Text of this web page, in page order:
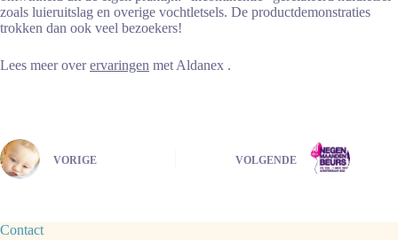
zoals luieruitslag en overige vochtletsels. De productdemonstraties
trokken dan ook veel bezoekers!
Lees meer overervaringen met Aldanex .
VORIGE VOLGENDE
Contact